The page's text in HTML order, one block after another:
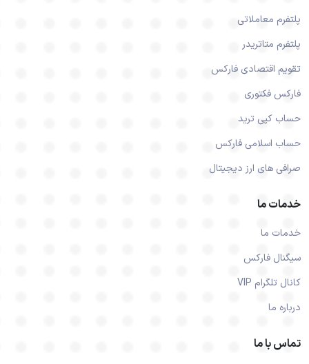
پلتفرم معاملاتی
پلتفرم متاتریدر
تقویم اقتصادی فارکس
فارکس فکتوری
حساب کپی ترید
حساب اسلامی فارکس
صرافی های ارز دیجیتال
خدمات ما
خدمات ما
سیگنال فارکس
کانال تلگرام VIP
درباره ما
تماس با ما